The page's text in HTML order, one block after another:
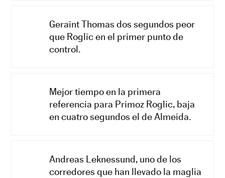
Geraint Thomas dos segundos peor
que Roglic en el primer punto de
control.
Mejor tiempo en la primera
referencia para Primoz Roglic, baja
en cuatro segundos el de Almeida.
Andreas Leknessund, uno de los
corredores que han llevado la maglia